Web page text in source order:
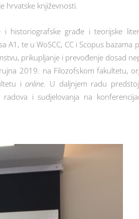
hrvatske književnosti.
historiografske građe i teorijske
te u WoSCC, CC i Scopus bazama
prikupljanje i prevođenje dosad
2019. na Filozofskom fakultetu,
i online. U daljnjem radu
i sudjelovanja na